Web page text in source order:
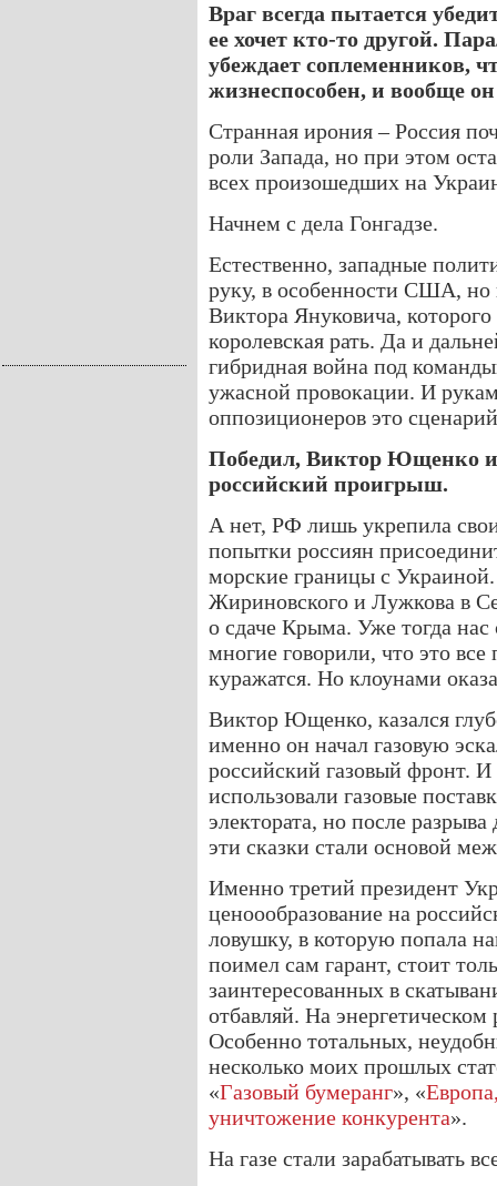
Враг всегда пытается
ее хочет кто-то другой.
убеждает соплеменников,
жизнеспособен, и вообще
Странная ирония – Россия
роли Запада, но при этом
всех произошедших на
Начнем с дела Гонгадзе.
Естественно, западные
руку, в особенности США, но
Виктора Януковича,
королевская рать. Да и
гибридная война под
ужасной провокации. И
оппозиционеров это
Победил, Виктор Ющенко
российский проигрыш.
А нет, РФ лишь укрепила
попытки россиян
морские границы с
Жириновского и Лужкова в
о сдаче Крыма. Уже тогда
многие говорили, что это
куражатся. Но клоунами
Виктор Ющенко, казался
именно он начал газовую
российский газовый фронт. И
использовали газовые
электората, но после
эти сказки стали основой
Именно третий президент
ценоообразование на
ловушку, в которую попала
поимел сам гарант, стоит
заинтересованных в
отбавляй. На
Особенно тотальных,
несколько моих прошлых
«Газовый бумеранг», «
уничтожение конкурента».
На газе стали зарабатывать